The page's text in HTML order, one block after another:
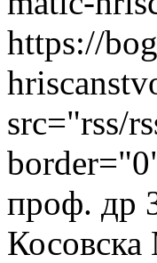
https://
src="rss/
проф. др